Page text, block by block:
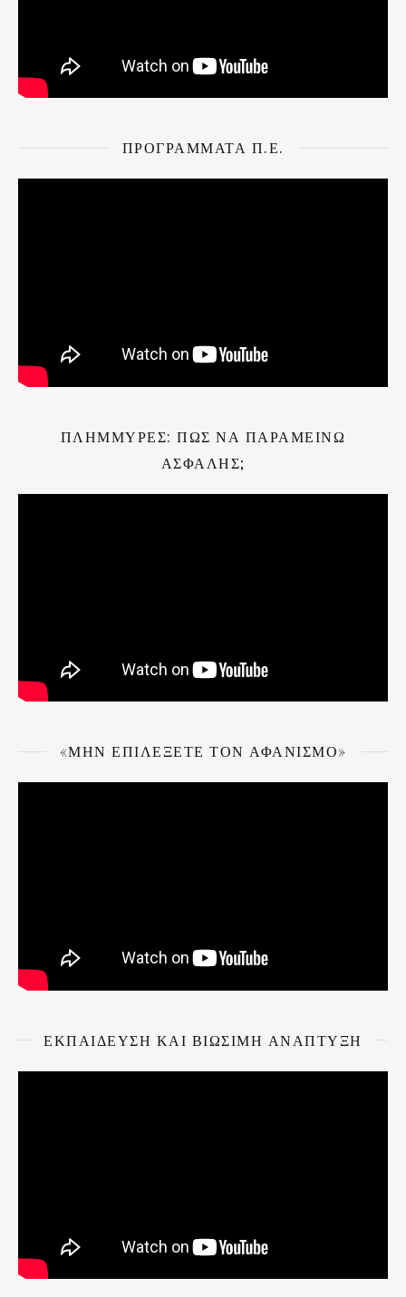
ΠΡΌΓΡΑΜΜΑΤΑ Π.Ε.
ΠΛΗΜΜΎΡΕΣ: ΠΏΣ ΝΑ ΠΑΡΑΜΕΊΝΩ
ΑΣΦΑΛΉΣ;
«ΜΗΝ ΕΠΙΛΈΞΕΤΕ ΤΟΝ ΑΦΑΝΙΣΜΌ»
ΕΚΠΑΙΔΕΥΣΗ ΚΑΙ ΒΙΩΣΙΜΗ ΑΝΑΠΤΥΞΗ